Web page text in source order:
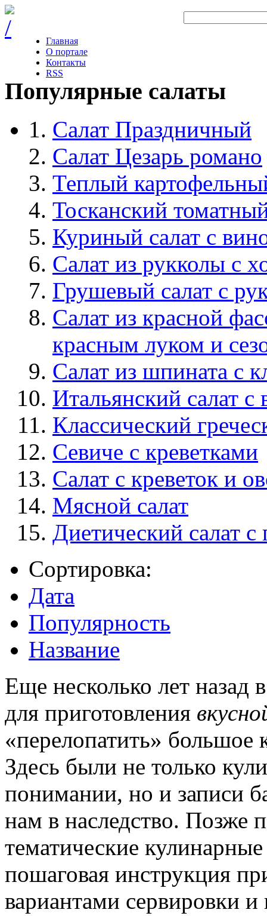
Главная
О портале
Контакты
RSS
Популярные салаты
Салат Праздничный
Салат Цезарь романо
Теплый
Тосканский
Куриный салат с
Салат из рукколы с
Грушевый салат с
Салат из красной
красным луком и
Салат из шпината с
Итальянский салат
Классический
Севиче с креветками
Салат c креветок и
Мясной салат
Диетический салат
Сортировка:
Дата
Популярность
Название
Еще несколько лет назад
для приготовления
«перелопатить» большое
Здесь были не только
понимании, но и записи
нам в наследство. Позже
тематические
пошаговая инструкция
вариантами сервировки